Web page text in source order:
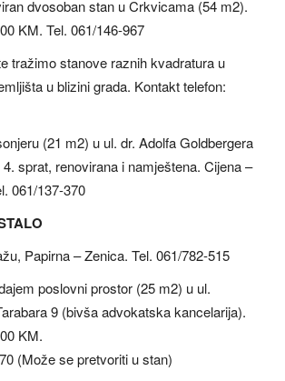
dvosoban stan u Crkvicama (54 m2).
KM. Tel. 061/146-967
tražimo stanove raznih kvadratura u
u blizini grada. Kontakt telefon:
(21 m2) u ul. dr. Adolfa Goldbergera
sprat, renovirana i namještena. Cijena –
061/137-370
Papirna – Zenica. Tel. 061/782-515
poslovni prostor (25 m2) u ul.
9 (bivša advokatska kancelarija).
KM.
(Može se pretvoriti u stan)